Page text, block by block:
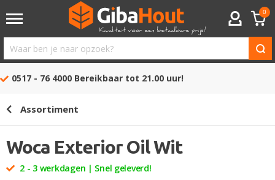
ACCOUNT
0
Waar
ben
opzoek?
0517 - 76 4000 Bereikbaar tot 21.00 uur!
Assortiment
Woca Exterior Oil Wit
2 - 3 werkdagen | Snel geleverd!